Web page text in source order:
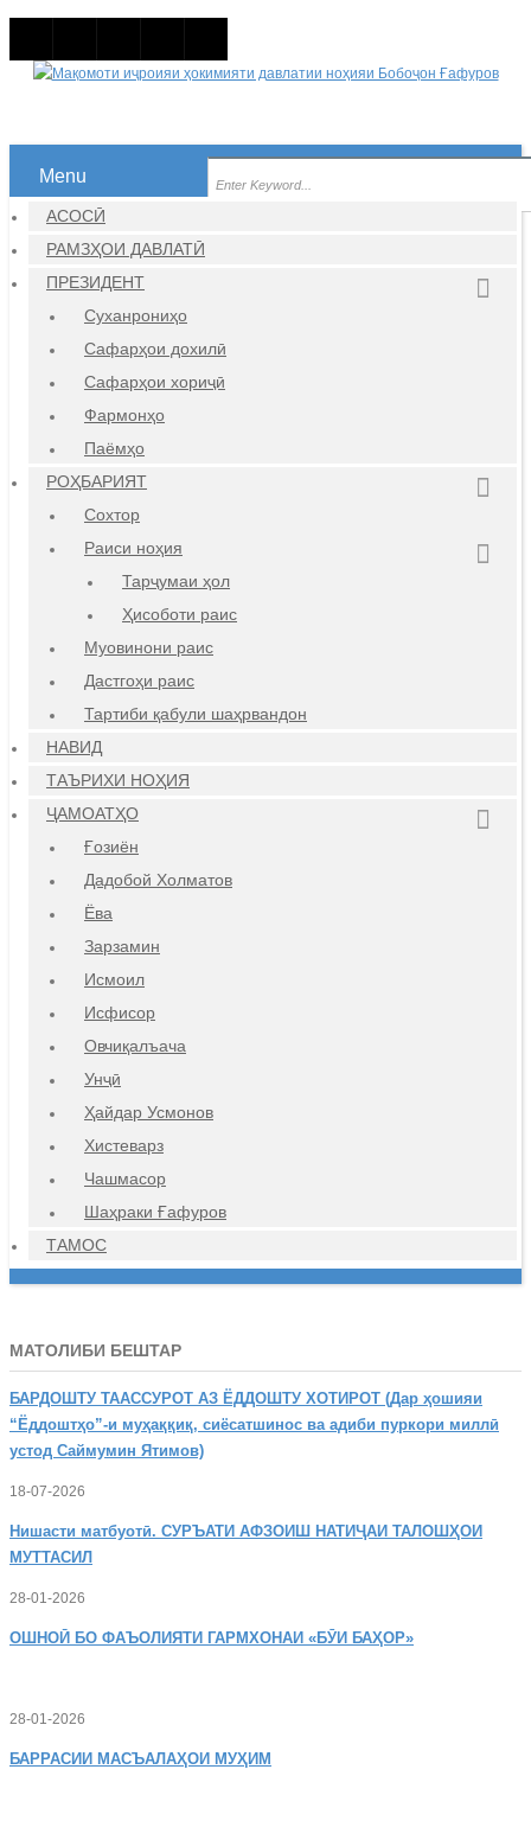
Menu
АСОСӢ
РАМЗҲОИ ДАВЛАТӢ
ПРЕЗИДЕНТ
Суханрониҳо
Сафарҳои дохилӣ
Сафарҳои хориҷӣ
Фармонҳо
Паёмҳо
РОҲБАРИЯТ
Сохтор
Раиси ноҳия
Тарҷумаи ҳол
Ҳисоботи раис
Муовинони раис
Дастгоҳи раис
Тартиби қабули шаҳрвандон
НАВИД
ТАЪРИХИ НОҲИЯ
ҶАМОАТҲО
Ғозиён
Дадобой Холматов
Ёва
Зарзамин
Исмоил
Исфисор
Овчиқалъача
Унҷӣ
Ҳайдар Усмонов
Хистеварз
Чашмасор
Шаҳраки Ғафуров
ТАМОС
МАТОЛИБИ БЕШТАР
БАРДОШТУ ТААССУРОТ АЗ ЁДДОШТУ ХОТИРОТ (Дар ҳошияи
“Ёддоштҳо”-и муҳаққиқ, сиёсатшинос ва адиби пуркори миллӣ
устод Саймумин Ятимов)
18-07-2026
Нишасти матбуотӣ. СУРЪАТИ АФЗОИШ НАТИҶАИ ТАЛОШҲОИ
МУТТАСИЛ
28-01-2026
ОШНОӢ БО ФАЪОЛИЯТИ ГАРМХОНАИ «БӮИ БАҲОР»
28-01-2026
БАРРАСИИ МАСЪАЛАҲОИ МУҲИМ